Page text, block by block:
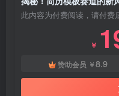
此内容为付费阅读，请付费
￥
赞助会员 ￥8.9